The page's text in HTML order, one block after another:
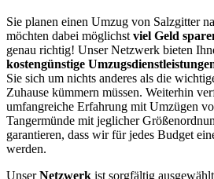
Sie planen einen Umzug von Salzgitter
möchten dabei möglichst viel Geld
genau richtig! Unser Netzwerk bieten
kostengünstige
Sie sich um nichts anderes als die
Zuhause kümmern müssen. Weiterhin
umfangreiche Erfahrung mit Umzügen
Tangermünde mit jeglicher
garantieren, dass wir für jedes Budget
werden.
UnserNetzwerk ist sorgfältig